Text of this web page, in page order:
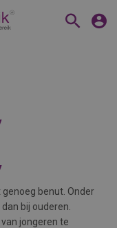
benut. Onder
bij ouderen.
jongeren te